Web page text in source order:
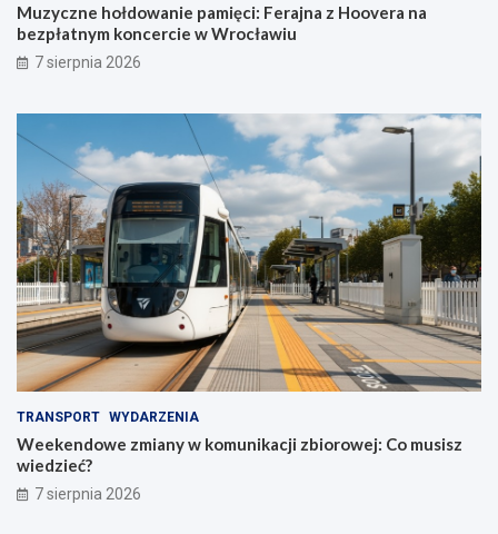
Muzyczne hołdowanie pamięci: Ferajna z Hoovera na
bezpłatnym koncercie w Wrocławiu
7 sierpnia 2026
TRANSPORT WYDARZENIA
Weekendowe zmiany w komunikacji zbiorowej: Co musisz
wiedzieć?
7 sierpnia 2026